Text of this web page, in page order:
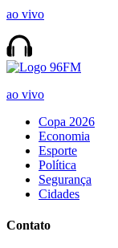
ao vivo
ao vivo
Copa 2026
Economia
Esporte
Política
Segurança
Cidades
Contato